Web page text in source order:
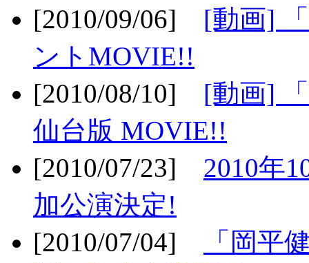
[2010/09/06] [動画]
ントMOVIE!!
[2010/08/10] [動画]
仙台版 MOVIE!!
[2010/07/23] 2010年
加公演決定!
[2010/07/04]
「岡平